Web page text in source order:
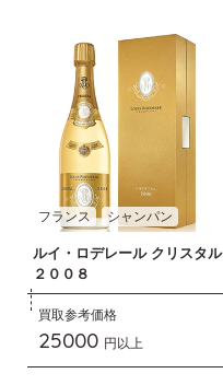
フランス シャンパン
ルイ・ロデレール クリスタル
２００８
買取参考価格
25000 円以上